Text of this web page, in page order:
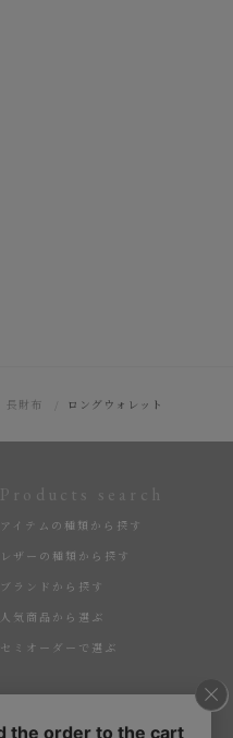
長財布 ロングウォレット
More
Products search
アイテムの種類から探す
レザーの種類から探す
ブランドから探す
人気商品から選ぶ
セミオーダーで選ぶ